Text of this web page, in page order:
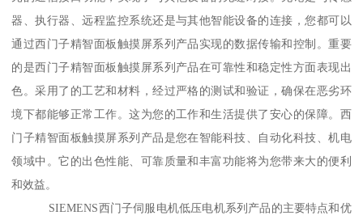
器、执行器、远程监控系统还是与其他智能设备的连接，您都可以
通过西门子精智面板触摸屏系列产品实现的数据传输和控制。重要
的是西门子精智面板触摸屏系列产品在可靠性和稳定性方面表现出
色。采用了的工艺和材料，经过严格的测试和验证，确保在恶劣环
境下都能够正常工作。这为您的工作和生活提供了安心的保障。西
门子精智面板触摸屏系列产品是您在智能科技、自动化科技、机电
领域中。它的出色性能、可靠质量和丰富功能将为您带来大的便利
和效益。
SIEMENS西门子伺服电机低压电机系列产品的主要特点和优